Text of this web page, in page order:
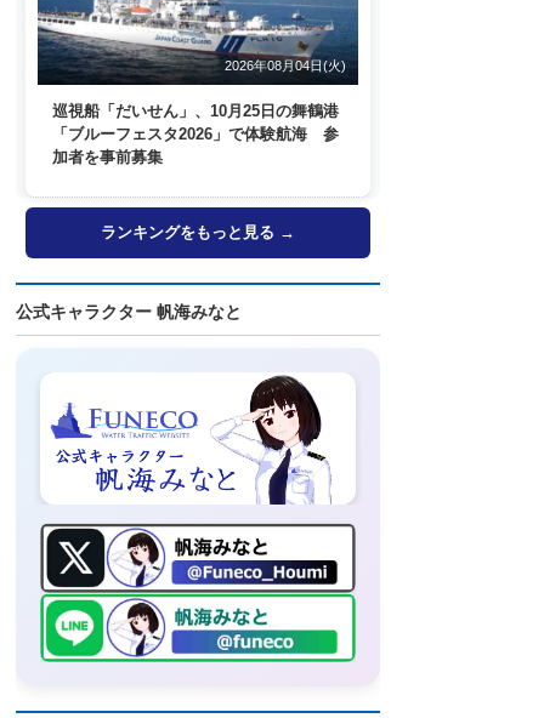
2026年08月04日(火)
巡視船「だいせん」、10月25日の舞鶴港
「ブルーフェスタ2026」で体験航海 参
加者を事前募集
ランキングをもっと見る →
公式キャラクター 帆海みなと